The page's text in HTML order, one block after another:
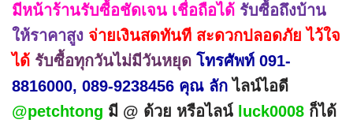
มีหน้าร้านรับซื้อชัดเจน เชื่อถือได้ รับซื้อถึงบ้าน
ให้ราคาสูง จ่ายเงินสดทันที สะดวกปลอดภัย ไว้ใจ
ได้ รับซื้อทุกวันไม่มีวันหยุด โทรศัพท์ 091-
8816000, 089-9238456 คุณ ลัก ไลน์ไอดี
@petchtong มี @ ด้วย หรือไลน์ luck0008 ก็ได้